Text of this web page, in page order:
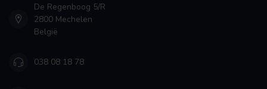
De Regenboog 5/R
2800 Mechelen
België
038 08 18 78